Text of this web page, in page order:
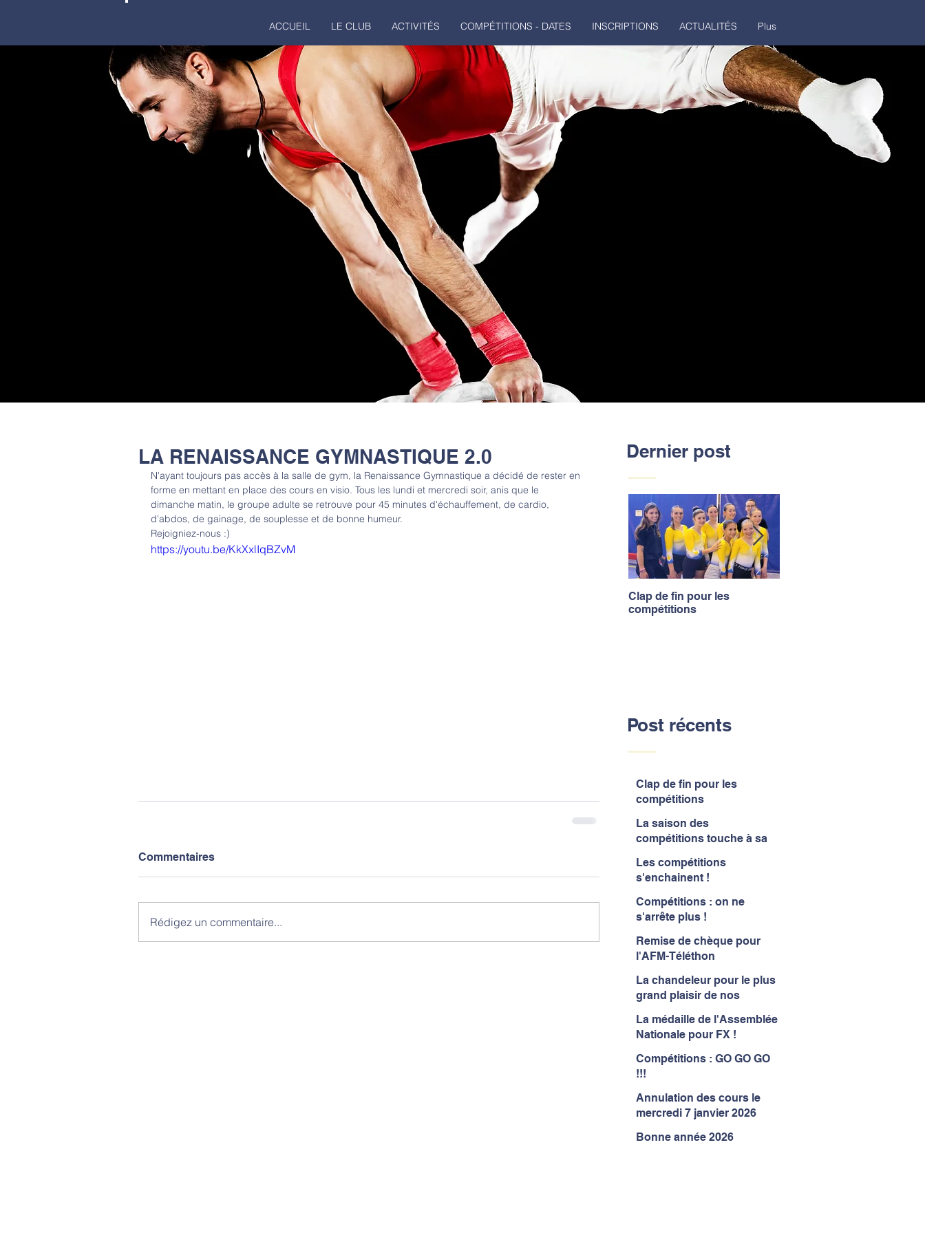
ACCUEIL LE CLUB ACTIVITÉS COMPÉTITIONS - DATES INSCRIPTIONS ACTUALITÉS Plus
Dernier post
Clap de fin pour les
compétitions
Post récents
Clap de fin pour les
compétitions
La saison des
compétitions touche à sa
Les compétitions
s'enchainent !
Compétitions : on ne
s'arrête plus !
Remise de chèque pour
l'AFM-Téléthon
La chandeleur pour le plus
grand plaisir de nos
La médaille de l'Assemblée
Nationale pour FX !
Compétitions : GO GO GO
!!!
Annulation des cours le
mercredi 7 janvier 2026
Bonne année 2026
LA RENAISSANCE GYMNASTIQUE 2.0
N'ayant toujours pas accès à la salle de gym, la Renaissance Gymnastique a décidé de rester en
forme en mettant en place des cours en visio. Tous les lundi et mercredi soir, anis que le
dimanche matin, le groupe adulte se retrouve pour 45 minutes d'échauffement, de cardio,
d'abdos, de gainage, de souplesse et de bonne humeur.
Rejoigniez-nous :)
https://youtu.be/KkXxlIqBZvM
Commentaires
Rédigez un commentaire...